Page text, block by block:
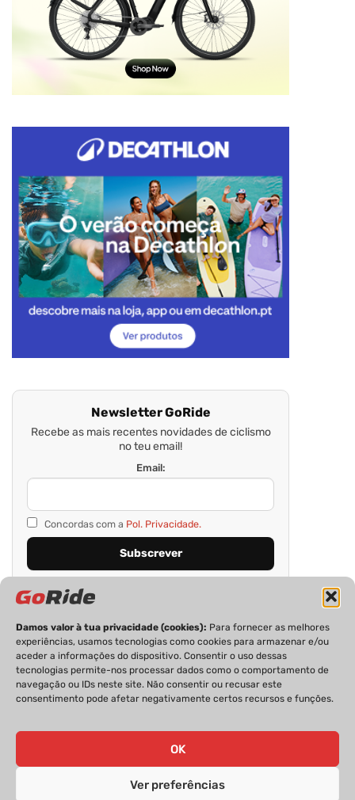
Damos valor à tua privacidade (cookies): Para fornecer as melhores
experiências, usamos tecnologias como cookies para armazenar e/ou
aceder a informações do dispositivo. Consentir o uso dessas
tecnologias permite-nos processar dados como o comportamento de
navegação ou IDs neste site. Não consentir ou recusar este
consentimento pode afetar negativamente certos recursos e funções.
OK
Ver preferências
Newsletter GoRide
Recebe as mais recentes novidades de ciclismo
no teu email!
Email:
Concordas com a Pol. Privacidade.
PRIVACIDADE FICHA TÉCNICA
ESTATUTO EDITORIAL